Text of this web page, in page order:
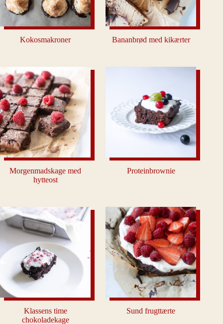
Kokosmakroner Bananbrød med kikærter
Morgenmadskage med
hytteost
Proteinbrownie
Klassens time
chokoladekage
Sund frugttærte